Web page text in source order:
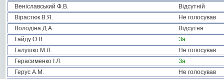
Веніславський Ф.В.
Відсутній
Вірастюк В.Я.
Не голосував
Володіна Д.А.
Відсутня
Гайду О.В.
За
Галушко М.Л.
Не голосував
Герасименко І.Л.
За
Герус А.М.
Не голосував